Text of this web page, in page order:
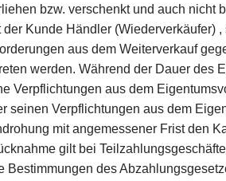
bzw. verschenkt und auch nicht
Kunde Händler (Wiederverkäufer)
aus dem Weiterverkauf
werden. Während der Dauer des
Verpflichtungen aus dem
seinen Verpflichtungen aus dem
mit angemessener Frist den
gilt bei
des